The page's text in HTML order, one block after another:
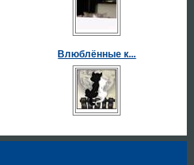
Влюблённые к...